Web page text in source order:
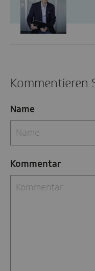
Kommentieren
Name
Kommentar